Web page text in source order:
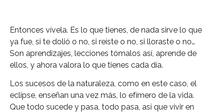
Entonces vívela. Es lo que tienes, de nada sirve lo que
ya fue, si te dolió o no, si reíste o no, si lloraste o no…
Son aprendizajes, lecciones tómalos así, aprende de
ellos, y ahora valora lo que tienes cada día.
Los sucesos de la naturaleza, como en este caso, el
eclipse, enseñan una vez más, lo efímero de la vida.
Que todo sucede y pasa, todo pasa, así que vivir en